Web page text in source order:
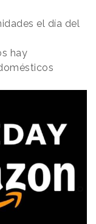
el día del
hay